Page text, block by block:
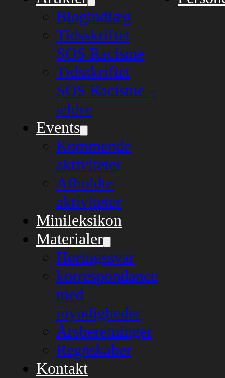
Blogindlæg
Tidsskriftet
SOS Racisme
Tidsskriftet
SOS Racisme –
ældre
Events
Kommende
aktiviteter
Afholdte
aktiviteter
Minileksikon
Materialer
Høringssvar
korrespondance
med
myndigheder
Årsberetninger
Regnskaber
Kontakt